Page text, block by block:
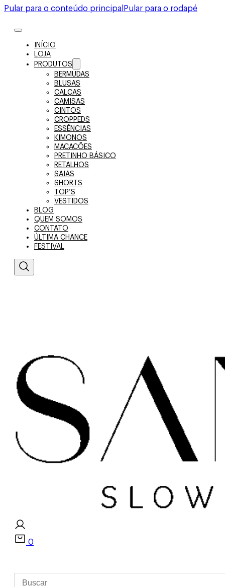
Pular para o conteúdo principal Pular para o rodapé
INÍCIO
LOJA
PRODUTOS
BERMUDAS
BLUSAS
CALÇAS
CAMISAS
CINTOS
CROPPEDS
ESSÊNCIAS
KIMONOS
MACACÕES
PRETINHO BÁSICO
RETALHOS
SAIAS
SHORTS
TOP’S
VESTIDOS
BLOG
QUEM SOMOS
CONTATO
ÚLTIMA CHANCE
FESTIVAL
0